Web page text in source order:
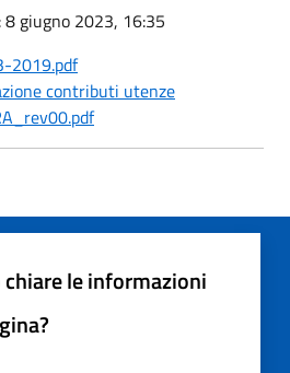
: 8 giugno 2023, 16:35
2019.pdf
contributi utenze
le informazioni